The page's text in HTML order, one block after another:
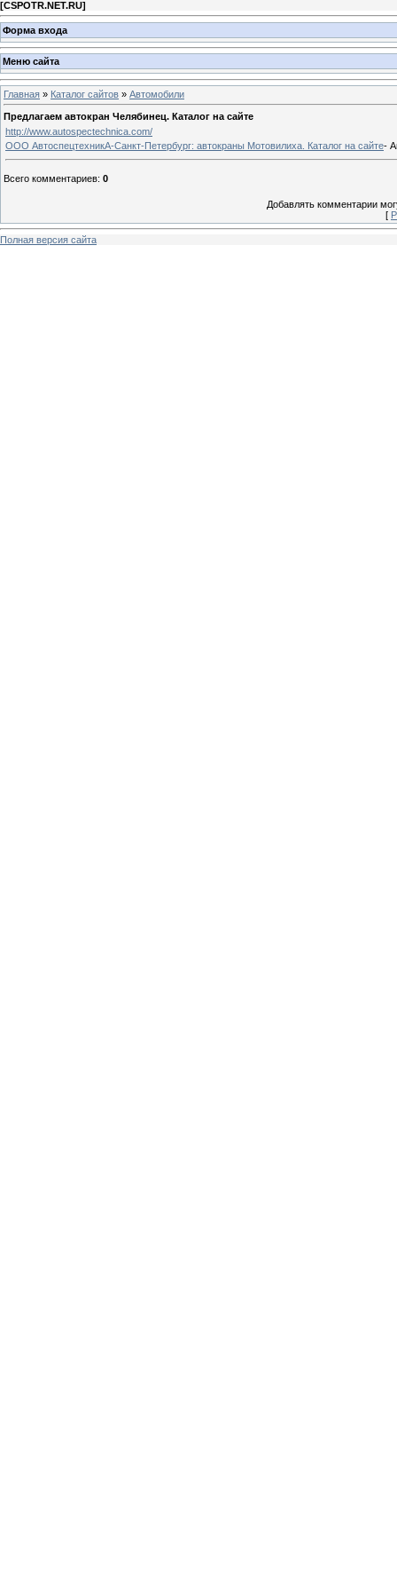
[CSPOTR.NET.RU]
Форма входа
Меню сайта
Главная » Каталог сайтов » Автомобили
Предлагаем автокран Челябинец. Каталог на сайте
http://www.autospectechnica.com/
ООО АвтоспецтехникА-Санкт-Петербург: автокраны Мотовилиха. Каталог на сайте-
Всего комментариев: 0
Добавлять комментарии
[
Полная версия сайта